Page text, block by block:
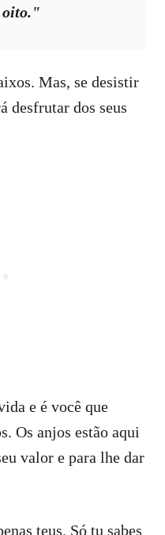
oito."
Mas, se desistir
desfrutar dos seus
e é você que
Os anjos estão aqui
valor e para lhe dar
teus. Só tu sabes